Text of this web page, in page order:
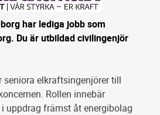
har lediga jobb som
Du är utbildad civilingenjör
elkraftsingenjörer till
Rollen innebär
uppdrag främst åt energibolag